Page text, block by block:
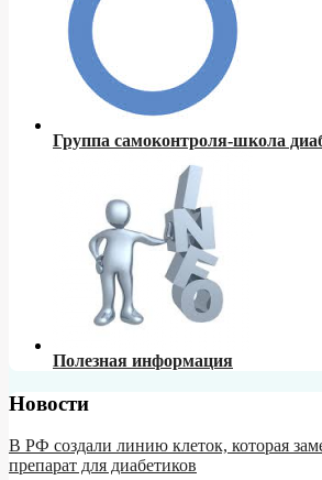
Группа самоконтроля-школа
Полезная информация
Новости
В РФ создали линию клеток, которая
препарат для диабетиков